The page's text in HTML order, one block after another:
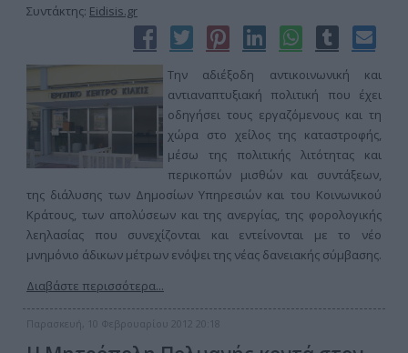
Συντάκτης: Eidisis.gr
Την αδιέξοδη αντικοινωνική και
αντιαναπτυξιακή πολιτική που έχει
οδηγήσει τους εργαζόμενους και τη
χώρα στο χείλος της καταστροφής,
μέσω της πολιτικής λιτότητας και
περικοπών μισθών και συντάξεων,
της διάλυσης των Δημοσίων Υπηρεσιών και του Κοινωνικού
Κράτους, των απολύσεων και της ανεργίας, της φορολογικής
λεηλασίας που συνεχίζονται και εντείνονται με το νέο
μνημόνιο άδικων μέτρων ενόψει της νέας δανειακής σύμβασης.
Διαβάστε περισσότερα...
Παρασκευή, 10 Φεβρουαρίου 2012 20:18